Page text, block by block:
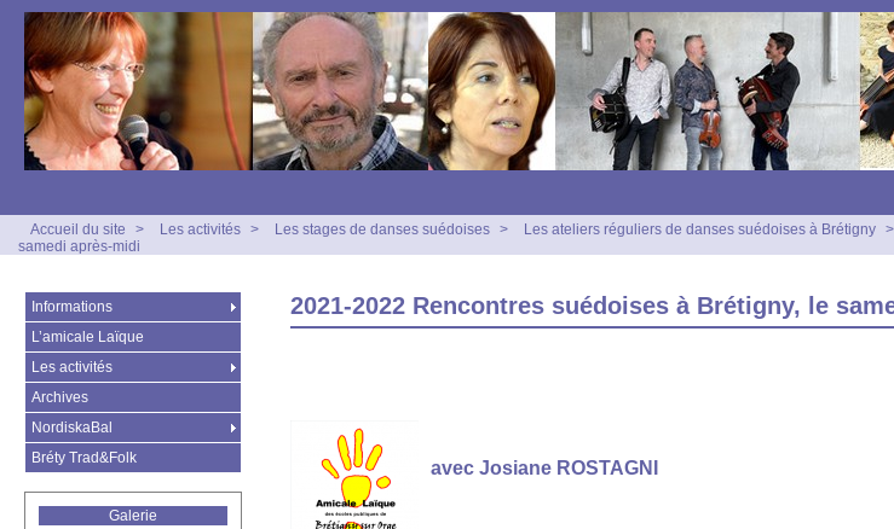
Accueil du site > Les activités > Les stages de danses suédoises > Les ateliers réguliers de danses suédoises à Brétigny >
samedi après-midi
2021-2022 Rencontres suédoises à Brétigny, le
avec Josiane ROSTAGNI
Informations
L’amicale Laïque
Les activités
Archives
NordiskaBal
Bréty Trad&Folk
Galerie